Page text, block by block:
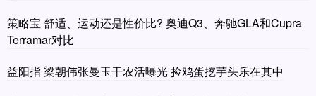
策略宝 舒适、运动还是性价比? 奥迪Q3、奔驰GLA和Cupra
Terramar对比
益阳指 梁朝伟张曼玉干农活曝光 捡鸡蛋挖芋头乐在其中